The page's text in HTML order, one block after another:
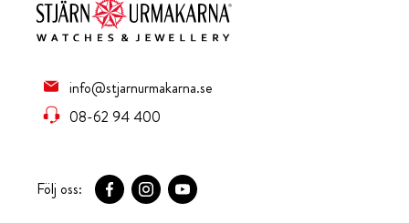
info@stjarnurmakarna.se
08-62 94 400
Följ oss: